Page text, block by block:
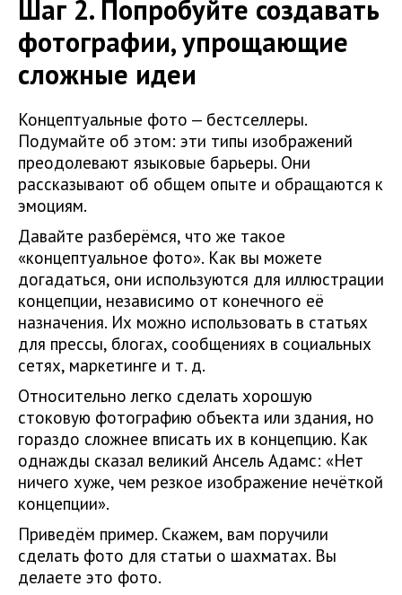
Шаг 2. Попробуйте создавать
фотографии, упрощающие
сложные идеи
Концептуальные фото — бестселлеры.
Подумайте об этом: эти типы изображений
преодолевают языковые барьеры. Они
рассказывают об общем опыте и обращаются к
эмоциям.
Давайте разберёмся, что же такое
«концептуальное фото». Как вы можете
догадаться, они используются для иллюстрации
концепции, независимо от конечного её
назначения. Их можно использовать в статьях
для прессы, блогах, сообщениях в социальных
сетях, маркетинге и т. д.
Относительно легко сделать хорошую
стоковую фотографию объекта или здания, но
гораздо сложнее вписать их в концепцию. Как
однажды сказал великий Ансель Адамс: «Нет
ничего хуже, чем резкое изображение нечёткой
концепции».
Приведём пример. Скажем, вам поручили
сделать фото для статьи о шахматах. Вы
делаете это фото.